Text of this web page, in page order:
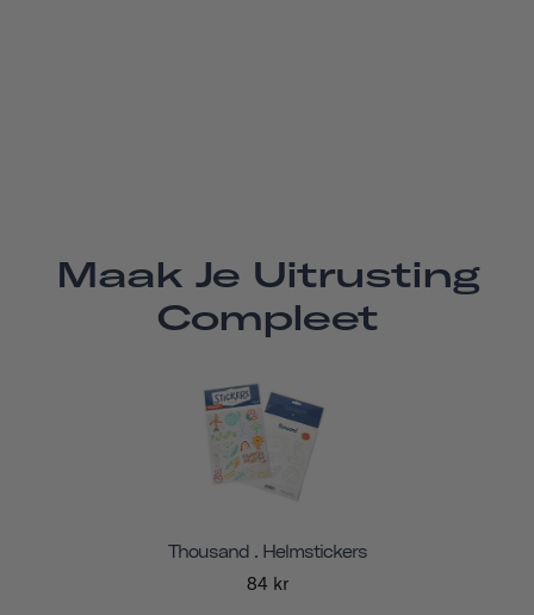
Maak Je Uitrusting
Compleet
Thousand . Helmstickers
84 kr